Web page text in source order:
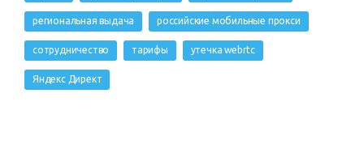
региональная выдача российские мобильные прокси
сотрудничество тарифы утечка webrtc
Яндекс Директ